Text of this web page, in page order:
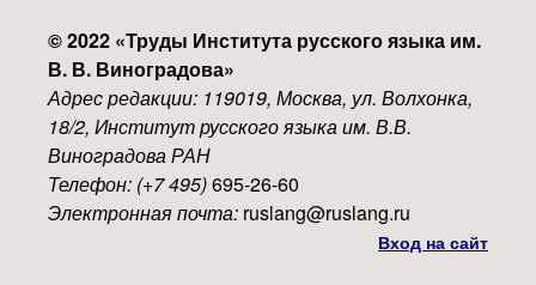
© 2022 «Труды Института русского языка им.
В. В. Виноградова»
Адрес редакции: 119019, Москва, ул. Волхонка,
18/2, Институт русского языка им. В.В.
Виноградова РАН
Телефон: (+7 495)695-26-60
Электронная почта: ruslang@ruslang.ru
Вход на сайт